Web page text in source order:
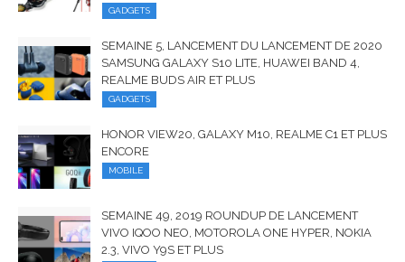
GADGETS
SEMAINE 5, LANCEMENT DU LANCEMENT DE 2020
SAMSUNG GALAXY S10 LITE, HUAWEI BAND 4,
REALME BUDS AIR ET PLUS
GADGETS
HONOR VIEW20, GALAXY M10, REALME C1 ET PLUS
ENCORE
MOBILE
SEMAINE 49, 2019 ROUNDUP DE LANCEMENT
VIVO IQOO NEO, MOTOROLA ONE HYPER, NOKIA
2.3, VIVO Y9S ET PLUS